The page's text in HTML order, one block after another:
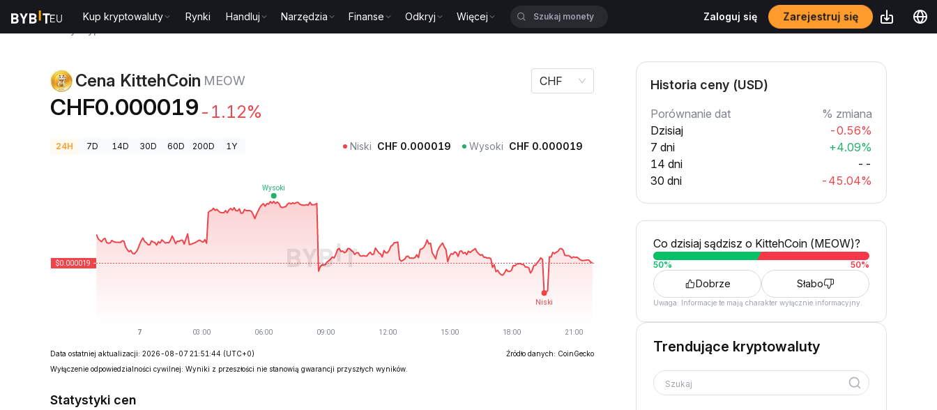
Kup kryptowaluty Rynki Handluj Narzędzia Finanse Odkryj Więcej Zaloguj się Zarejestruj się
Cena KittehCoin MEOW
CHF0.000019 -1.12%
CHF
24H 7D 14D 30D 60D 200D 1Y Niski CHF 0.000019 Wysoki CHF 0.000019
Data ostatniej aktualizacji: 2026-08-07 21:51:44 (UTC+0)
Źródło danych: CoinGecko
Wyłączenie odpowiedzialności cywilnej: Wyniki z przeszłości nie stanowią gwarancji przyszłych wyników.
Statystyki cen
Historia ceny (USD)
Porównanie dat
% zmiana
Dzisiaj
-0.56%
7 dni
+4.09%
14 dni
--
30 dni
-45.04%
Co dzisiaj sądzisz o KittehCoin (MEOW)?
50% 50%
Dobrze Słabo
Uwaga: Informacje te mają charakter wyłącznie informacyjny.
Trendujące kryptowaluty
Szukaj